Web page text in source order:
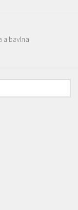
a bavlna